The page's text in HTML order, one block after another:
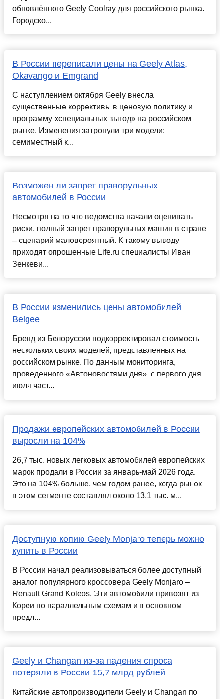
обновлённого Geely Coolray для российского рынка.
Городско...
В России переписали цены на Geely Atlas,
Okavango и Emgrand
С наступлением октября Geely внесла
существенные коррективы в ценовую политику и
программу «специальных выгод» на российском
рынке. Изменения затронули три модели:
семиместный к...
Возможен ли запрет праворульных
автомобилей в России
Несмотря на то что ведомства начали оценивать
риски, полный запрет праворульных машин в стране
– сценарий маловероятный. К такому выводу
приходят опрошенные Life.ru специалисты Иван
Зенкеви...
В России изменились цены автомобилей
Belgee
Бренд из Белоруссии подкорректировал стоимость
нескольких своих моделей, представленных на
российском рынке. По данным мониторинга,
проведенного «Автоновостями дня», с первого дня
июля част...
Продажи европейских автомобилей в России
выросли на 104%
26,7 тыс. новых легковых автомобилей европейских
марок продали в России за январь-май 2026 года.
Это на 104% больше, чем годом ранее, когда рынок
в этом сегменте составлял около 13,1 тыс. м...
Доступную копию Geely Monjaro теперь можно
купить в России
В России начал реализовываться более доступный
аналог популярного кроссовера Geely Monjaro –
Renault Grand Koleos. Эти автомобили привозят из
Кореи по параллельным схемам и в основном
предл...
Geely и Changan из-за падения спроса
потеряли в России 15,7 млрд рублей
Китайские автопроизводители Geely и Changan по